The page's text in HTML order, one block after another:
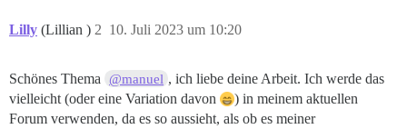
Lilly (Lillian ) 10. Juli 2023 um 10:20
2
Schönes Thema @manuel , ich liebe deine Arbeit. Ich werde das
vielleicht (oder eine Variation davon
) in meinem aktuellen
Forum verwenden, da es so aussieht, als ob es meiner